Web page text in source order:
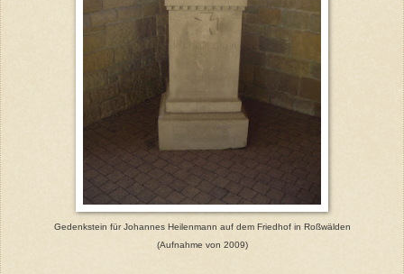
Gedenkstein für Johannes Heilenmann auf dem Friedhof in Roßwälden
(Aufnahme von 2009)